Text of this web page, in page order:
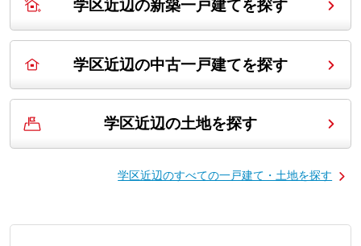
学区近辺の新築一戸建てを探す
学区近辺の中古一戸建てを探す
学区近辺の土地を探す
学区近辺のすべての一戸建て・土地を探す